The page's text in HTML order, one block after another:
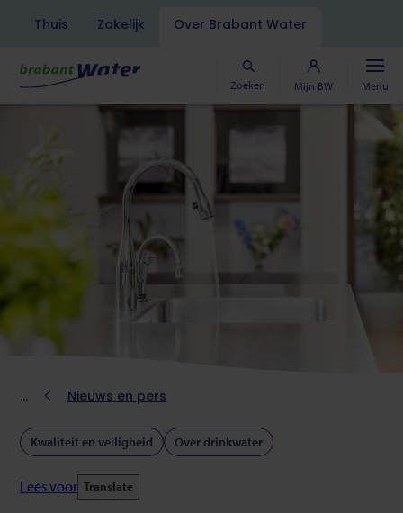
Overslaan
naar
de
Thuis Zakelijk Over Brabant Water
Zoeken Mijn BW Menu
Kruimelpad
Nieuws en pers
Kwaliteit en veiligheid Over drinkwater
Lees voor Translate